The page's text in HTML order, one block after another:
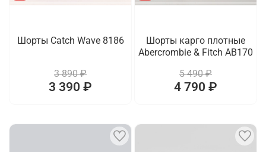
Шорты Catch Wave 8186
3 890 ₽
3 390 ₽
Шорты карго плотные
Abercrombie & Fitch AB170
5 490 ₽
4 790 ₽